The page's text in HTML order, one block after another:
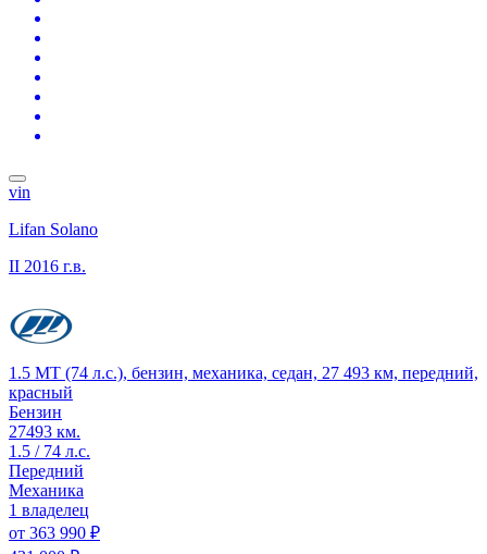
vin
Lifan Solano
II 2016 г.в.
1.5 MT (74 л.с.), бензин, механика, седан, 27 493 км, передний,
красный
Бензин
27493 км.
1.5 / 74 л.с.
Передний
Механика
1 владелец
от 363 990 ₽